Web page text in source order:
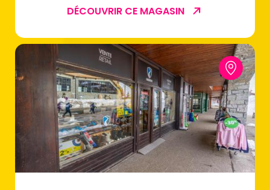
DÉCOUVRIR CE MAGASIN